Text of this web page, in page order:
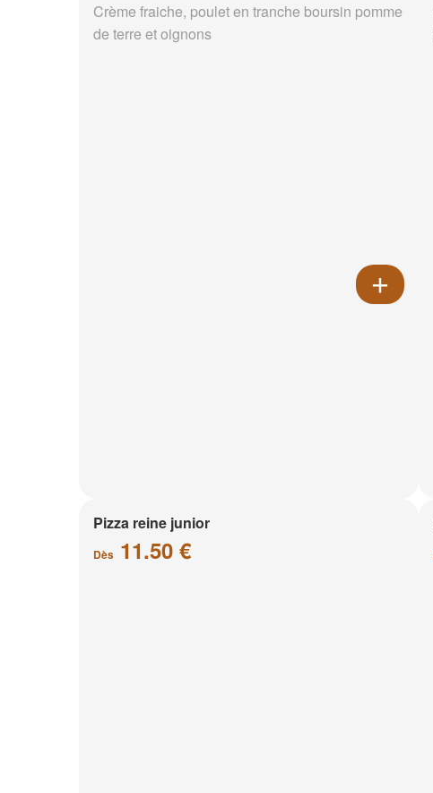
Crème fraiche, poulet en tranche boursin pomme
de terre et oignons
Pizza reine junior
Dès 11.50 €